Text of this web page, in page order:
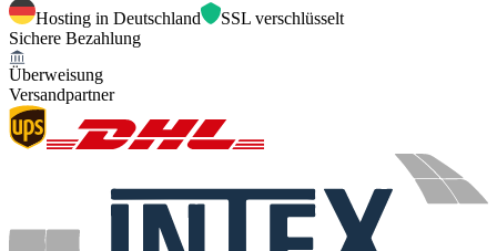
Hosting in Deutschland
SSL verschlüsselt
Sichere Bezahlung
Überweisung
Versandpartner